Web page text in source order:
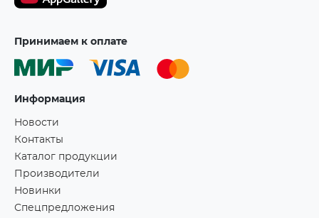
Принимаем к оплате
Информация
Новости
Контакты
Каталог продукции
Производители
Новинки
Спецпредложения